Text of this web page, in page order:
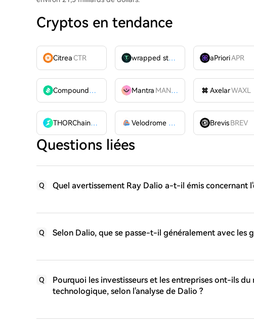
Cryptos en tendance
CitreaCTR wrapped stUSDT WSTUSDTaPrioriAPR
Compound
COMP Mantra MANTRA AxelarWAXL
THORChain
RUNE Velodrome Finance VELODROME
BrevisBREV
Questions liées
Q Quel avertissement Ray Dalio a-t-il émis concernant
Q Selon Dalio, que se passe-t-il généralement avec les
Q
Pourquoi les investisseurs et les entreprises ont-ils
technologique, selon l'analyse de Dalio ?